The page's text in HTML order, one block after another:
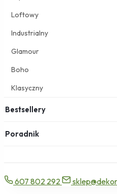
Loftowy
Industrialny
Glamour
Boho
Klasyczny
Bestsellery
Poradnik
607 802 292